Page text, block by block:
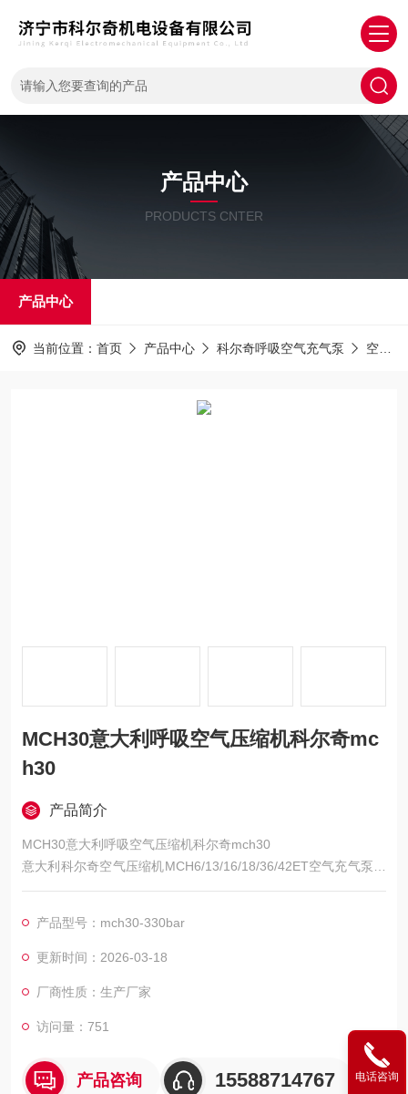
产品中心
PRODUCTS CNTER
产品中心
当前位置： 首页 产品中心 科尔奇呼吸空气充气泵 空气泵
MCH30意大利呼吸空气压缩机科尔奇mc
h30
产品简介
MCH30意大利呼吸空气压缩机科尔奇mch30
意大利科尔奇空气压缩机MCH6/13/16/18/36/42ET空气充气泵以
其高品质、高性价比、优服务的特点获得150多个国家和地区的
用。
产品型号：mch30-330bar
更新时间：2026-03-18
厂商性质：生产厂家
访问量：751
产品咨询 15588714767 电话咨询